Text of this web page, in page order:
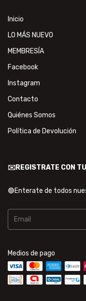
Inicio
LO MÁS NUEVO
MEMBRESÍA
Facebook
Instagram
Contacto
Quiénes Somos
Política de Devolución
✉️REGISTRATE CON
🟢Enterate de todos
Medios de pago